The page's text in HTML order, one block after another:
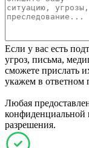
Если у вас есть
угроз, письма,
сможете прислать
укажем в ответном
Любая
конфиденциальной
разрешения.